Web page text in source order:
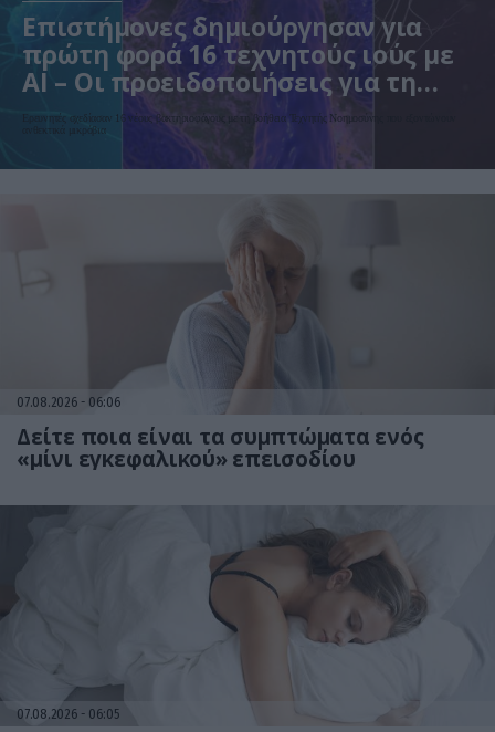
Επιστήμονες δημιούργησαν για
πρώτη φορά 16 τεχνητούς ιούς με
AI – Οι προειδοποιήσεις για τη
βιοασφάλεια
Ερευνητές σχεδίασαν 16 νέους βακτηριοφάγους με τη βοήθεια Τεχνητής Νοημοσύνης που εξοντώνουν
ανθεκτικά μικρόβια
07.08.2026 06:06
Δείτε ποια είναι τα συμπτώματα ενός
«μίνι εγκεφαλικού» επεισοδίου
07.08.2026 06:05